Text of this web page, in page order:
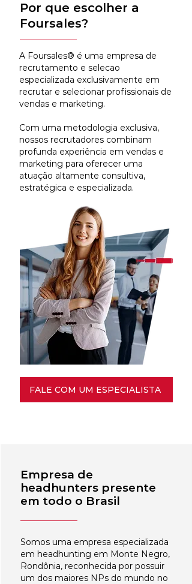
Por que escolher a
Foursales?
A Foursales® é uma empresa de
recrutamento e selecao
especializada exclusivamente em
recrutar e selecionar profissionais de
vendas e marketing.
Com uma metodologia exclusiva,
nossos recrutadores combinam
profunda experiência em vendas e
marketing para oferecer uma
atuação altamente consultiva,
estratégica e especializada.
FALE COM UM ESPECIALISTA
Empresa de
headhunters presente
em todo o Brasil
Somos uma empresa especializada
em headhunting em Monte Negro,
Rondônia, reconhecida por possuir
um dos maiores NPs do mundo no